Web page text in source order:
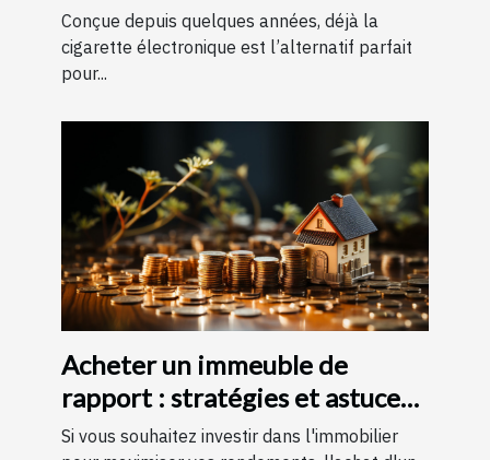
Conçue depuis quelques années, déjà la
cigarette électronique est l’alternatif parfait
pour...
Acheter un immeuble de
rapport : stratégies et astuces
pour un investissement
Si vous souhaitez investir dans l'immobilier